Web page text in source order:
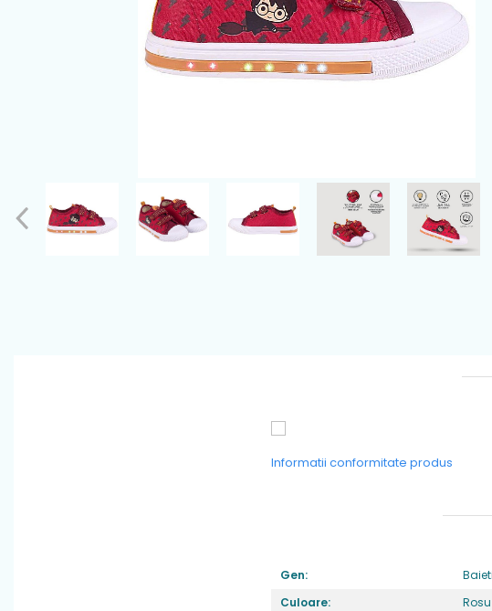
Informatii conformitate produs
Gen:
Baieti
Culoare:
Rosu